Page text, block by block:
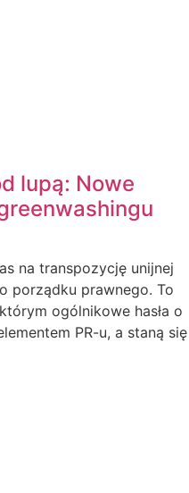
lupą: Nowe
na transpozycję unijnej
porządku prawnego. To
ogólnikowe hasła o
PR-u, a staną się